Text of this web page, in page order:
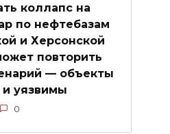
коллапс на
по нефтебазам
и Херсонской
повторить
— объекты
уязвимы
0